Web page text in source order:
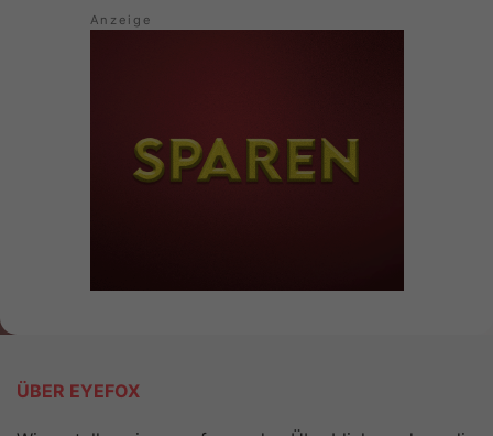
ÜBER EYEFOX